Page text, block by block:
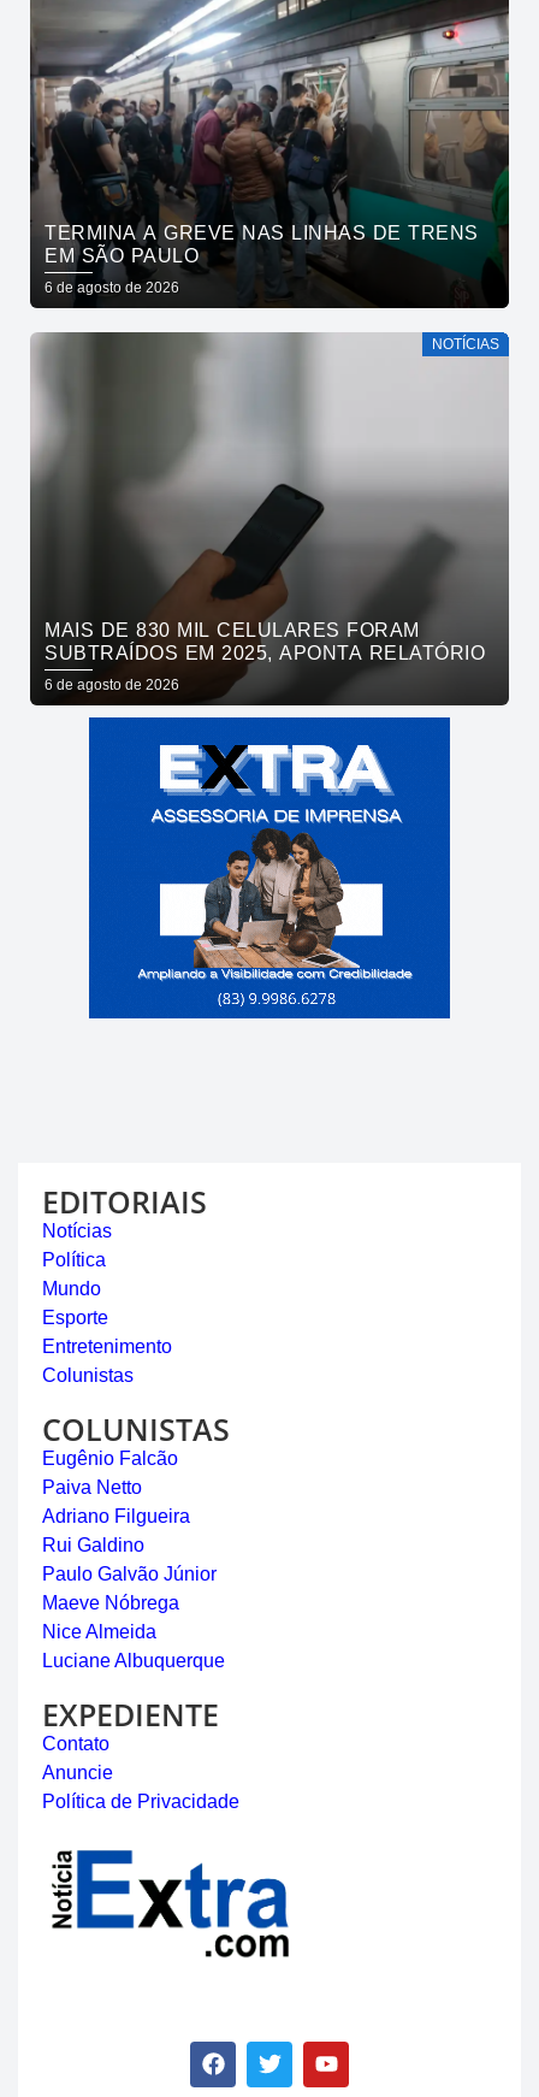
TERMINA A GREVE NAS LINHAS DE TRENS
EM SÃO PAULO
6 de agosto de 2026
NOTÍCIAS
MAIS DE 830 MIL CELULARES FORAM
SUBTRAÍDOS EM 2025, APONTA RELATÓRIO
6 de agosto de 2026
EDITORIAIS
Notícias
Política
Mundo
Esporte
Entretenimento
Colunistas
COLUNISTAS
Eugênio Falcão
Paiva Netto
Adriano Filgueira
Rui Galdino
Paulo Galvão Júnior
Maeve Nóbrega
Nice Almeida
Luciane Albuquerque
EXPEDIENTE
Contato
Anuncie
Política de Privacidade